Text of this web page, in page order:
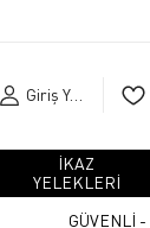
Giriş Yap
İKAZ
YELEKLERİ
GÜVENLİ -